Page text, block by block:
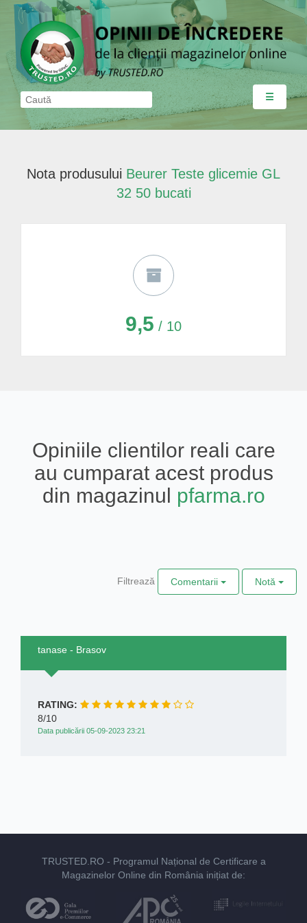
☰
Nota produsului Beurer Teste glicemie GL
32 50 bucati
9,5 / 10
Opiniile clientilor reali care
au cumparat acest produs
din magazinul pfarma.ro
Filtrează Comentarii Notă
tanase - Brasov
RATING:
8/10
Data publicării 05-09-2023 23:21
TRUSTED.RO - Programul Național de Certificare a
Magazinelor Online din România inițiat de: